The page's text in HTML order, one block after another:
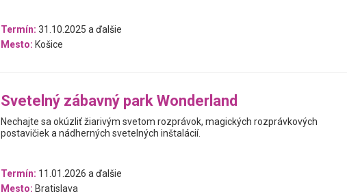
Termín: 31.10.2025 a ďalšie
Mesto: Košice
Svetelný zábavný park Wonderland
Nechajte sa okúzliť žiarivým svetom rozprávok, magických rozprávkových
postavičiek a nádherných svetelných inštalácií.
Termín: 11.01.2026 a ďalšie
Mesto: Bratislava